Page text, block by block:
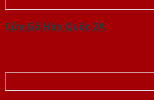
Cửa Gỗ Hàn Quốc 2A